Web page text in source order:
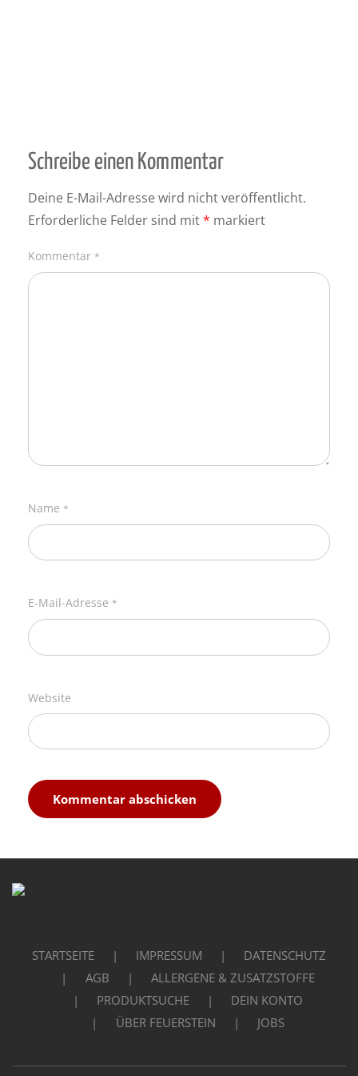
Schreibe einen Kommentar
Deine E-Mail-Adresse wird nicht veröffentlicht.
Erforderliche Felder sind mit* markiert
Kommentar *
Name *
E-Mail-Adresse *
Website
STARTSEITE IMPRESSUM
DATENSCHUTZ
AGB
ALLERGENE & ZUSATZSTOFFE
PRODUKTSUCHE
DEIN KONTO
ÜBER FEUERSTEIN
JOBS